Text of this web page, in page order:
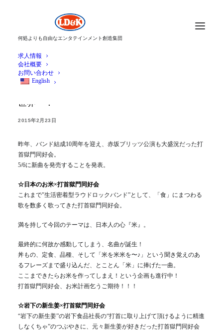
何処よりも自由なエンタテインメント創造集団
求人情報
会社概要
お問い合わせ
English
世界一！
2015年2月23日
昨年、バンド結成10周年を迎え、赤坂ブリッツ公演も大盛況だった打
首獄門同好会。
5/6に新曲を発売することを発表。
☆日本のお米×打首獄門同好会
これまで”生活密着型ラウドロックバンド”として、「食」にまつわる
歌を数多く歌ってきた打首獄門同好会。
満を持して今回のテーマは、日本人の心『米』。
最終的に何故か感動してしまう、名曲が誕生！
丼もの、定食、品種、そして「米を米米を〜♪」という聞き覚えのあ
るフレーズまで盛り込んだ、とことん「米」に捧げた一曲。
ここまできたらお米を作ってしまえ！という企画も進行中！
打首獄門同好会、お米計画乞うご期待！！！
☆岩下の新生姜×打首獄門同好会
“岩下の新生姜”の岩下食品社長の“打首に取り上げて頂けるように精進
しなくちゃ”のつぶやきに、元々新生姜が好きだった打首獄門同好会